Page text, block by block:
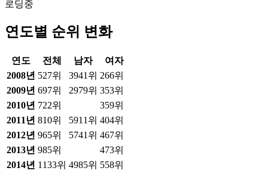
로딩중
연도별 순위 변화
연도 전체 남자
여자
2008년 527위 3941위 266위
2009년 697위 2979위 353위
2010년 722위
359위
2011 년 810위 5911위 404위
2012년 965위 5741위 467위
2013년 985위
473위
2014년 1133위 4985위 558위